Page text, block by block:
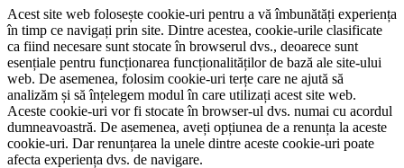
Acest site web folosește cookie-uri pentru a vă îmbunătăți experiența
în timp ce navigați prin site. Dintre acestea, cookie-urile clasificate
ca fiind necesare sunt stocate în browserul dvs., deoarece sunt
esențiale pentru funcționarea funcționalităților de bază ale site-ului
web. De asemenea, folosim cookie-uri terțe care ne ajută să
analizăm și să înțelegem modul în care utilizați acest site web.
Aceste cookie-uri vor fi stocate în browser-ul dvs. numai cu acordul
dumneavoastră. De asemenea, aveți opțiunea de a renunța la aceste
cookie-uri. Dar renunțarea la unele dintre aceste cookie-uri poate
afecta experiența dvs. de navigare.